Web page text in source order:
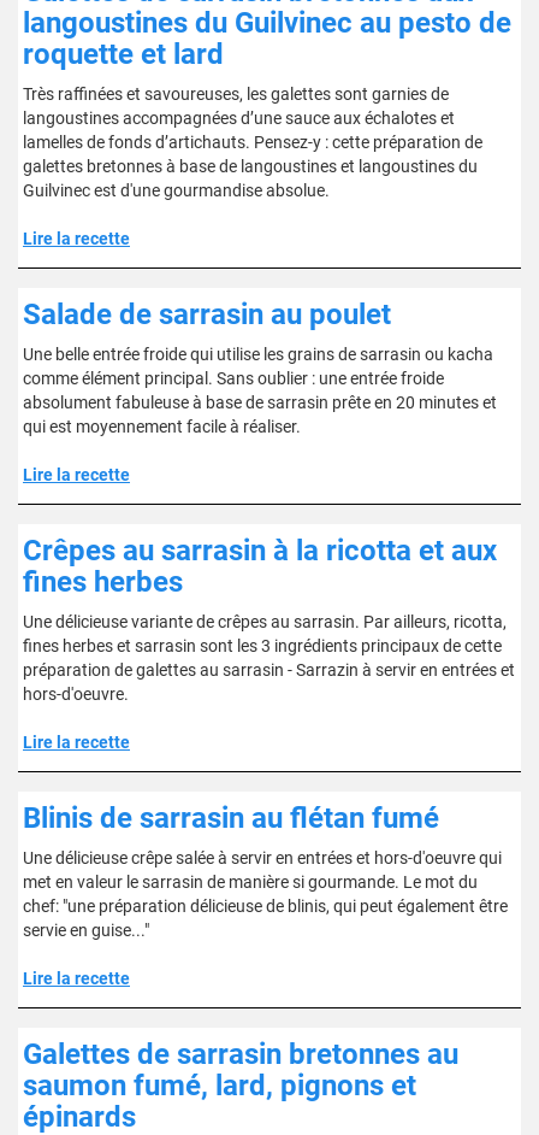
langoustines du Guilvinec au pesto de
roquette et lard
Très raffinées et savoureuses, les galettes sont garnies de
langoustines accompagnées d’une sauce aux échalotes et
lamelles de fonds d’artichauts. Pensez-y : cette préparation de
galettes bretonnes à base de langoustines et langoustines du
Guilvinec est d'une gourmandise absolue.
Lire la recette
Salade de sarrasin au poulet
Une belle entrée froide qui utilise les grains de sarrasin ou kacha
comme élément principal. Sans oublier : une entrée froide
absolument fabuleuse à base de sarrasin prête en 20 minutes et
qui est moyennement facile à réaliser.
Lire la recette
Crêpes au sarrasin à la ricotta et aux
fines herbes
Une délicieuse variante de crêpes au sarrasin. Par ailleurs, ricotta,
fines herbes et sarrasin sont les 3 ingrédients principaux de cette
préparation de galettes au sarrasin - Sarrazin à servir en entrées et
hors-d'oeuvre.
Lire la recette
Blinis de sarrasin au flétan fumé
Une délicieuse crêpe salée à servir en entrées et hors-d'oeuvre qui
met en valeur le sarrasin de manière si gourmande. Le mot du
chef: "une préparation délicieuse de blinis, qui peut également être
servie en guise..."
Lire la recette
Galettes de sarrasin bretonnes au
saumon fumé, lard, pignons et
épinards